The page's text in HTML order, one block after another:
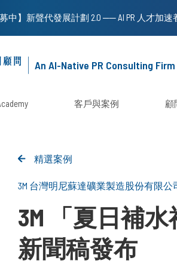
An AI-Native PR Consulting Firm
客戶與案例 顧
精選案例
3M 台灣明尼蘇達礦業製造股份有限公
3M 「夏日補
新聞稿發布